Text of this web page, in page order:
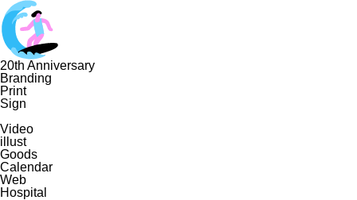
20th Anniversary
Branding
Print
Sign
Video
illust
Goods
Calendar
Web
Hospital